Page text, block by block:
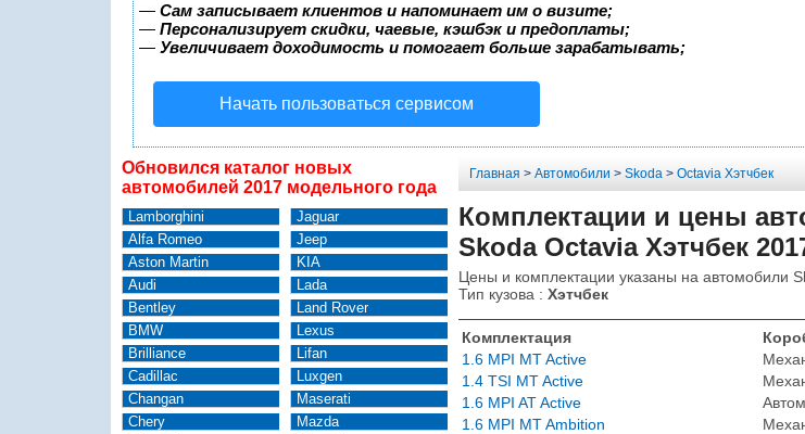
— Сам записывает клиентов и напоминает им о визите;
— Персонализирует скидки, чаевые, кэшбэк и предоплаты;
— Увеличивает доходимость и помогает больше зарабатывать;
Начать пользоваться сервисом
Обновился каталог новых
автомобилей 2017 модельного года
Lamborghini
Alfa Romeo
Aston Martin
Audi
Bentley
BMW
Brilliance
Cadillac
Changan
Chery
Jaguar
Jeep
KIA
Lada
Land Rover
Lexus
Lifan
Luxgen
Maserati
Mazda
Главная > Автомобили > Skoda> Octavia Хэтчбек
Комплектации и цены
Skoda Octavia Хэтчбек
Цены и комплектации указаны на автомобили
Тип кузова : Хэтчбек
Комплектация
1.6 MPI MT Active
1.4 TSI MT Active
1.6 MPI AT Active
1.6 MPI MT Ambition